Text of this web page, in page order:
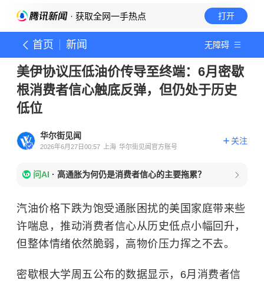
· 获取全网一手热点 打开
首页 新闻 无障碍
美伊协议压低油价传导至终端：6月密歇
根消费者信心触底反弹，但仍处于历史
低位
华尔街见闻
2026年6月27日00:57 上海 华尔街见闻官方账号
关注
问AI · 高通胀为何仍是消费者信心的主要拖累？
汽油价格下跌为饱受通胀困扰的美国家庭带来些
许喘息，推动消费者信心从历史低点小幅回升，
但整体情绪依然脆弱，高物价压力挥之不去。
密歇根大学周五公布的数据显示，6月消费者信